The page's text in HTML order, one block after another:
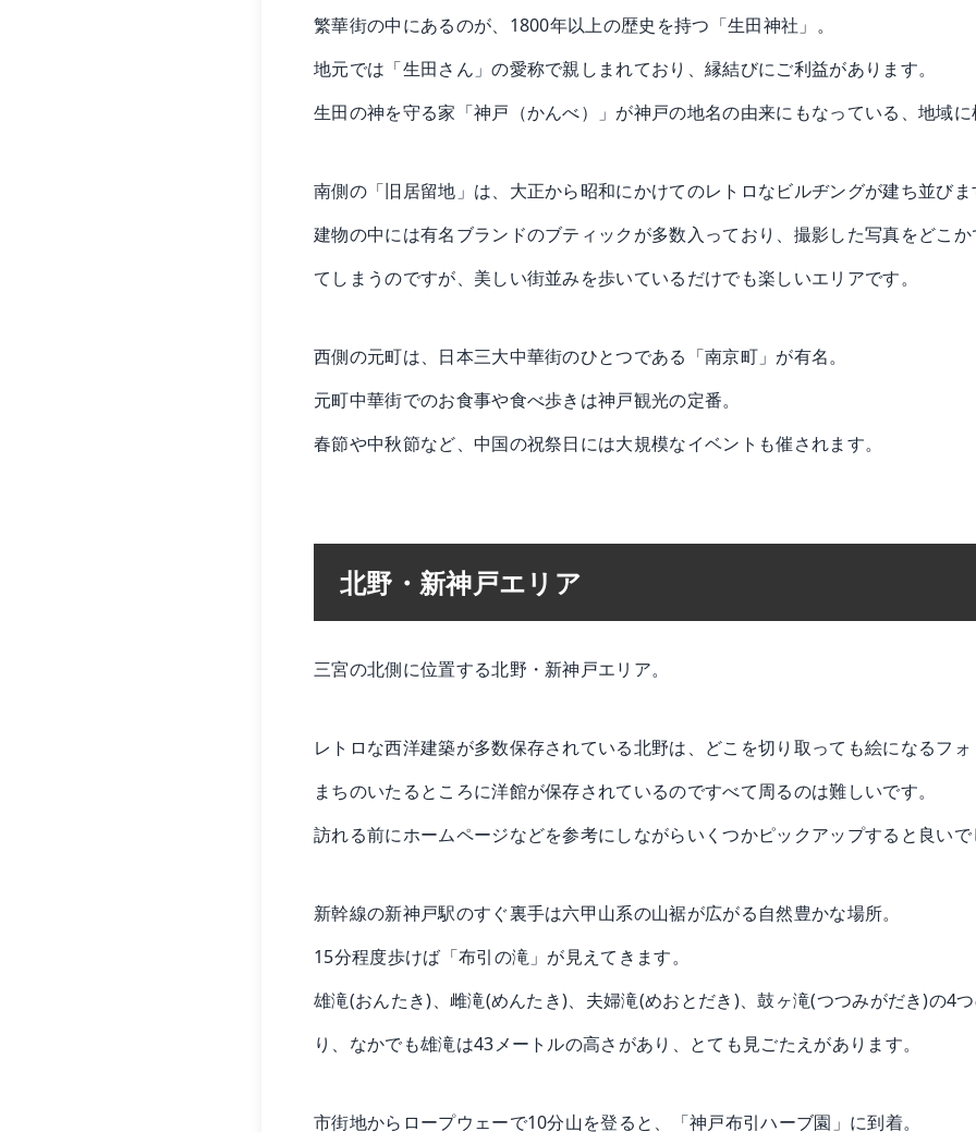
繁華街の中にあるのが、1800年以上の歴史を持つ「生田神社」。
地元では「生田さん」の愛称で親しまれており、縁結びにご利益があります。
生田の神を守る家「神戸（かんべ）」が神戸の地名の由来にもなっている、地域に
南側の「旧居留地」は、大正から昭和にかけてのレトロなビルヂングが建ち並びま
建物の中には有名ブランドのブティックが多数入っており、撮影した写真をどこ
てしまうのですが、美しい街並みを歩いているだけでも楽しいエリアです。
西側の元町は、日本三大中華街のひとつである「南京町」が有名。
元町中華街でのお食事や食べ歩きは神戸観光の定番。
春節や中秋節など、中国の祝祭日には大規模なイベントも催されます。
北野・新神戸エリア
三宮の北側に位置する北野・新神戸エリア。
レトロな西洋建築が多数保存されている北野は、どこを切り取っても絵になるフォ
まちのいたるところに洋館が保存されているのですべて周るのは難しいです。
訪れる前にホームページなどを参考にしながらいくつかピックアップすると良いで
新幹線の新神戸駅のすぐ裏手は六甲山系の山裾が広がる自然豊かな場所。
15分程度歩けば「布引の滝」が見えてきます。
雄滝(おんたき)、雌滝(めんたき)、夫婦滝(めおとだき)、鼓ヶ滝(つつみがだき)の4
り、なかでも雄滝は43メートルの高さがあり、とても見ごたえがあります。
市街地からロープウェーで10分山を登ると、「神戸布引ハーブ園」に到着。